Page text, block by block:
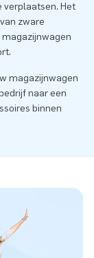
verplaatsen. Het
zware
magazijnwagen
magazijnwagen
naar een
binnen